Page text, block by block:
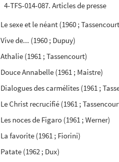
4-TFS-014-087. Articles de presse
Le sexe et le néant (1960 ;
Vive de... (1960 ; Dupuy)
Athalie (1961 ; Tassencourt)
Douce Annabelle (1961 ; Maistre)
Dialogues des carmélites (1961 ;
Le Christ recrucifié (1961 ;
Les noces de Figaro (1961 ; Werner)
La favorite (1961 ; Fiorini)
Patate (1962 ; Dux)